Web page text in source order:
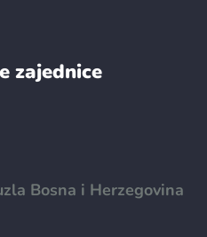
zajednice
Bosna i Herzegovina